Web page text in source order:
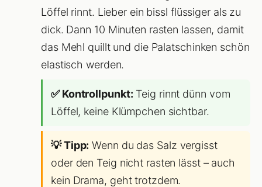
Löffel rinnt. Lieber ein bissl flüssiger als zu
dick. Dann 10 Minuten rasten lassen, damit
das Mehl quillt und die Palatschinken schön
elastisch werden.
✅ Kontrollpunkt: Teig rinnt dünn vom
Löffel, keine Klümpchen sichtbar.
💡 Tipp: Wenn du das Salz vergisst
oder den Teig nicht rasten lässt – auch
kein Drama, geht trotzdem.